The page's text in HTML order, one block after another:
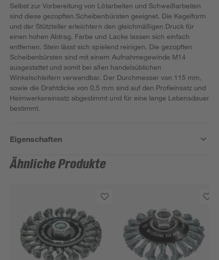
Selbst zur Vorbereitung von Lötarbeiten und Schweißarbeiten
sind diese gezopften Scheibenbürsten geeignet. Die Kegelform
und der Stützteller erleichtern den gleichmäßigen Druck für
einen hohen Abtrag. Farbe und Lacke lassen sich einfach
entfernen. Stein lässt sich spielend reinigen. Die gezopften
Scheibenbürsten sind mit einem Aufnahmegewinde M14
ausgestattet und somit bei allen handelsüblichen
Winkelschleifern verwendbar. Der Durchmesser von 115 mm,
sowie die Drahtdicke von 0,5 mm sind auf den Profieinsatz und
Heimwerkereinsatz abgestimmt und für eine lange Lebensdauer
bestimmt.
Eigenschaften
Ähnliche Produkte